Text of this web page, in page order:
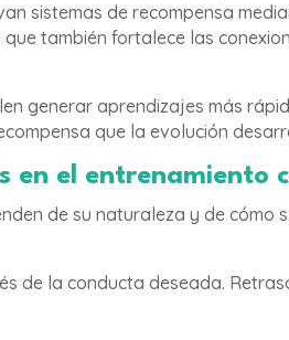
sistemas de recompensa
también fortalece las
generar aprendizajes más
que la evolución
en el entrenamiento
de su naturaleza y de cómo
de la conducta deseada.